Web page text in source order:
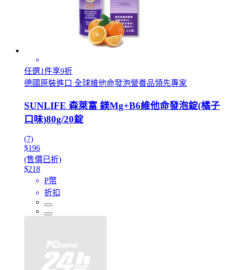
任選1件享9折
德國原裝進口 全球維他命發泡營養品領先專家
SUNLIFE 森萊富 鎂Mg+B6維他命發泡錠(橘子
口味)80g/20錠
(7)
$196
(售價已折)
$218
P幣
折扣